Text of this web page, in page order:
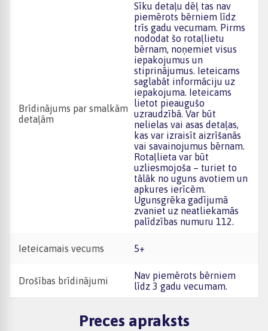
Brīdinājums par smalkām
detaļām
Sīku detaļu dēļ tas nav
piemērots bērniem līdz
trīs gadu vecumam. Pirms
nododat šo rotaļlietu
bērnam, noņemiet visus
iepakojumus un
stiprinājumus. Ieteicams
saglabāt informāciju uz
iepakojuma. Ieteicams
lietot pieaugušo
uzraudzībā. Var būt
nelielas vai asas detaļas,
kas var izraisīt aizrīšanās
vai savainojumus bērnam.
Rotaļlieta var būt
uzliesmojoša – turiet to
tālāk no uguns avotiem un
apkures ierīcēm.
Ugunsgrēka gadījumā
zvaniet uz neatliekamās
palīdzības numuru 112.
Ieteicamais vecums 5+
Drošības brīdinājumi
Nav piemērots bērniem
līdz 3 gadu vecumam.
Preces apraksts